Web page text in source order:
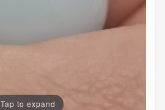
Tap to expand